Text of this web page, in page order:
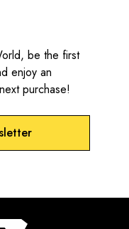
be the first
enjoy an
purchase!